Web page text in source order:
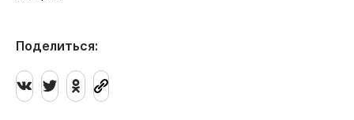
Поделиться: